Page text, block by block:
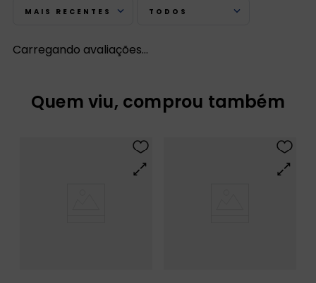
MAIS RECENTES TODOS
Carregando avaliações…
Quem viu, comprou também